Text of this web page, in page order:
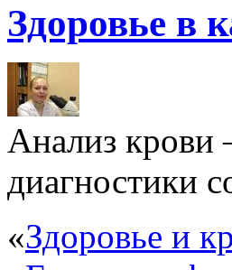
Здоровье в
Анализ крови
диагностики
«Здоровье и